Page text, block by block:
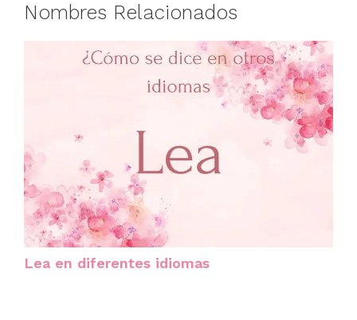
Nombres Relacionados
Lea en diferentes idiomas